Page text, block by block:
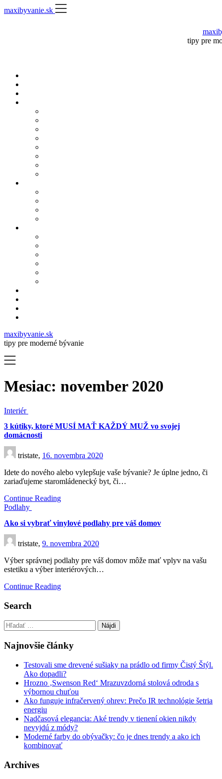
Skip
to
maxibyvanie.sk
tipy pre
maxibyvanie.sk
tipy pre moderné bývanie
Mesiac: november 2020
Interiér
3 kútiky, ktoré MUSÍ MAŤ KAŽDÝ MUŽ vo svojej
domácnosti
tristate, 16. novembra 2020
Idete do nového alebo vylepšuje vaše bývanie? Je úplne jedno, či
zariaďujeme staromládenecký byt, či…
Continue Reading
Podlahy
Ako si vybrať vinylové podlahy pre váš domov
tristate, 9. novembra 2020
Výber správnej podlahy pre váš domov môže mať vplyv na vašu
estetiku a výber interiérových…
Continue Reading
Search
Hľadať:
Najnovšie články
Testovali sme drevené sušiaky na prádlo od firmy Čistý Štýl.
Ako dopadli?
Hrozno ‚Swenson Red‘ Mrazuvzdorná stolová odroda s
výbornou chuťou
Ako funguje infračervený ohrev: Prečo IR technológie šetria
energiu
Nadčasová elegancia: Aké trendy v tienení okien nikdy
nevyjdú z módy?
Moderné farby do obývačky: čo je dnes trendy a ako ich
kombinovať
Archives